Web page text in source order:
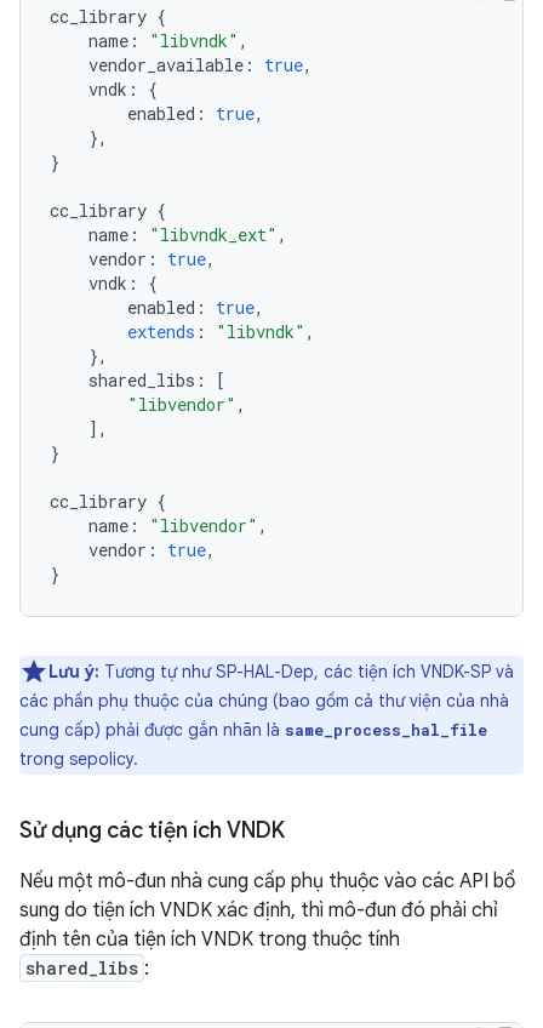
cc_library {
name : "libvndk" ,
vendor_available : true,
vndk :
{
enabled : true,
},
}
cc_library {
name : "libvndk_ext" ,
vendor : true,
vndk :
{
enabled : true,
extends : "libvndk" ,
},
shared_libs :
[
"libvendor" ,
],
}
cc_library {
name : "libvendor" ,
vendor : true,
}
Lưu ý: Tương tự như SP-HAL-Dep, các tiện ích VNDK-SP và
các phần phụ thuộc của chúng (bao gồm cả thư viện của nhà
cung cấp) phải được gắn nhãn là same_process_hal_file
trong sepolicy.
Sử dụng các tiện ích VNDK
Nếu một mô-đun nhà cung cấp phụ thuộc vào các API bổ
sung do tiện ích VNDK xác định, thì mô-đun đó phải chỉ
định tên của tiện ích VNDK trong thuộc tính
shared_libs :